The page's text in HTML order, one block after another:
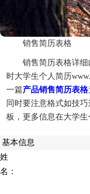
销售简历表格
销售简历表格详
时大学生个人简历
一篇产品销售简历表格
同时要注意格式如技
板，更多信息在大学生
基本信息
姓
名：